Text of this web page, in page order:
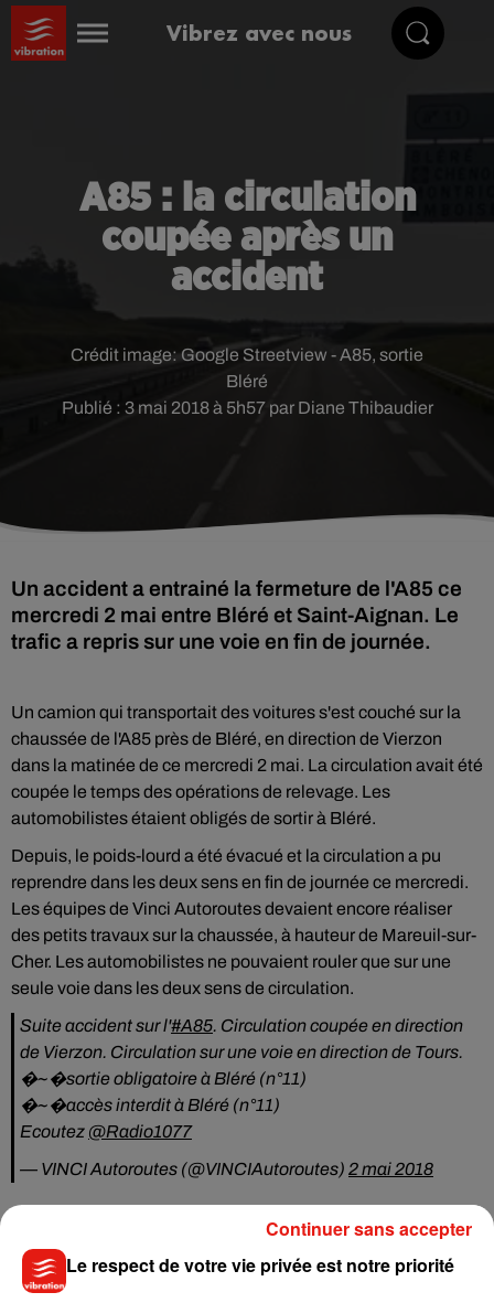
Vibrez avec nous
A85 : la circulation
coupée après un
accident
Publié : 3 mai 2018 à 5h57 par Diane Thibaudier
Crédit image: Google Streetview - A85, sortie
Bléré
Un accident a entrainé la fermeture de l'A85 ce
mercredi 2 mai entre Bléré et Saint-Aignan. Le
trafic a repris sur une voie en fin de journée.
Un camion qui transportait des voitures s'est couché sur la
chaussée de l'A85 près de Bléré, en direction de Vierzon
dans la matinée de ce mercredi 2 mai. La circulation avait été
coupée le temps des opérations de relevage. Les
automobilistes étaient obligés de sortir à Bléré.
Depuis, le poids-lourd a été évacué et la circulation a pu
reprendre dans les deux sens en fin de journée ce mercredi.
Les équipes de Vinci Autoroutes devaient encore réaliser
des petits travaux sur la chaussée, à hauteur de Mareuil-sur-
Cher. Les automobilistes ne pouvaient rouler que sur une
seule voie dans les deux sens de circulation.
Suite accident sur l'#A85. Circulation coupée en direction
de Vierzon. Circulation sur une voie en direction de Tours.
�~�️sortie obligatoire à Bléré (n°11)
�~�️accès interdit à Bléré (n°11)
Ecoutez @Radio1077
— VINCI Autoroutes (@VINCIAutoroutes) 2 mai 2018
Musique
Le respect de votre vie privée est notre priorité
Continuer sans accepter